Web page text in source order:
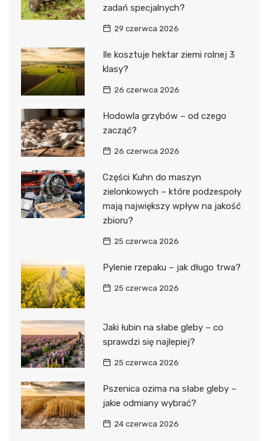
zadań specjalnych?
29 czerwca 2026
Ile kosztuje hektar ziemi rolnej 3
klasy?
26 czerwca 2026
Hodowla grzybów – od czego
zacząć?
26 czerwca 2026
Części Kuhn do maszyn
zielonkowych – które podzespoły
mają największy wpływ na jakość
zbioru?
25 czerwca 2026
Pylenie rzepaku – jak długo trwa?
25 czerwca 2026
Jaki łubin na słabe gleby – co
sprawdzi się najlepiej?
25 czerwca 2026
Pszenica ozima na słabe gleby –
jakie odmiany wybrać?
24 czerwca 2026